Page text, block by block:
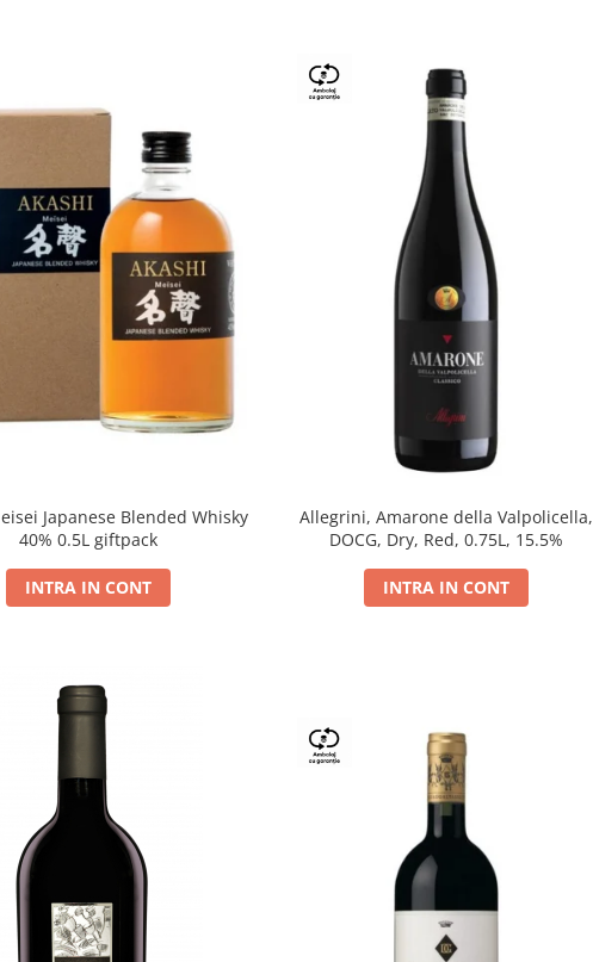
Japanese Blended Whisky
40% 0.5L giftpack
INTRA IN CONT
Allegrini, Amarone della Valpolicella,
DOCG, Dry, Red, 0.75L, 15.5%
INTRA IN CONT